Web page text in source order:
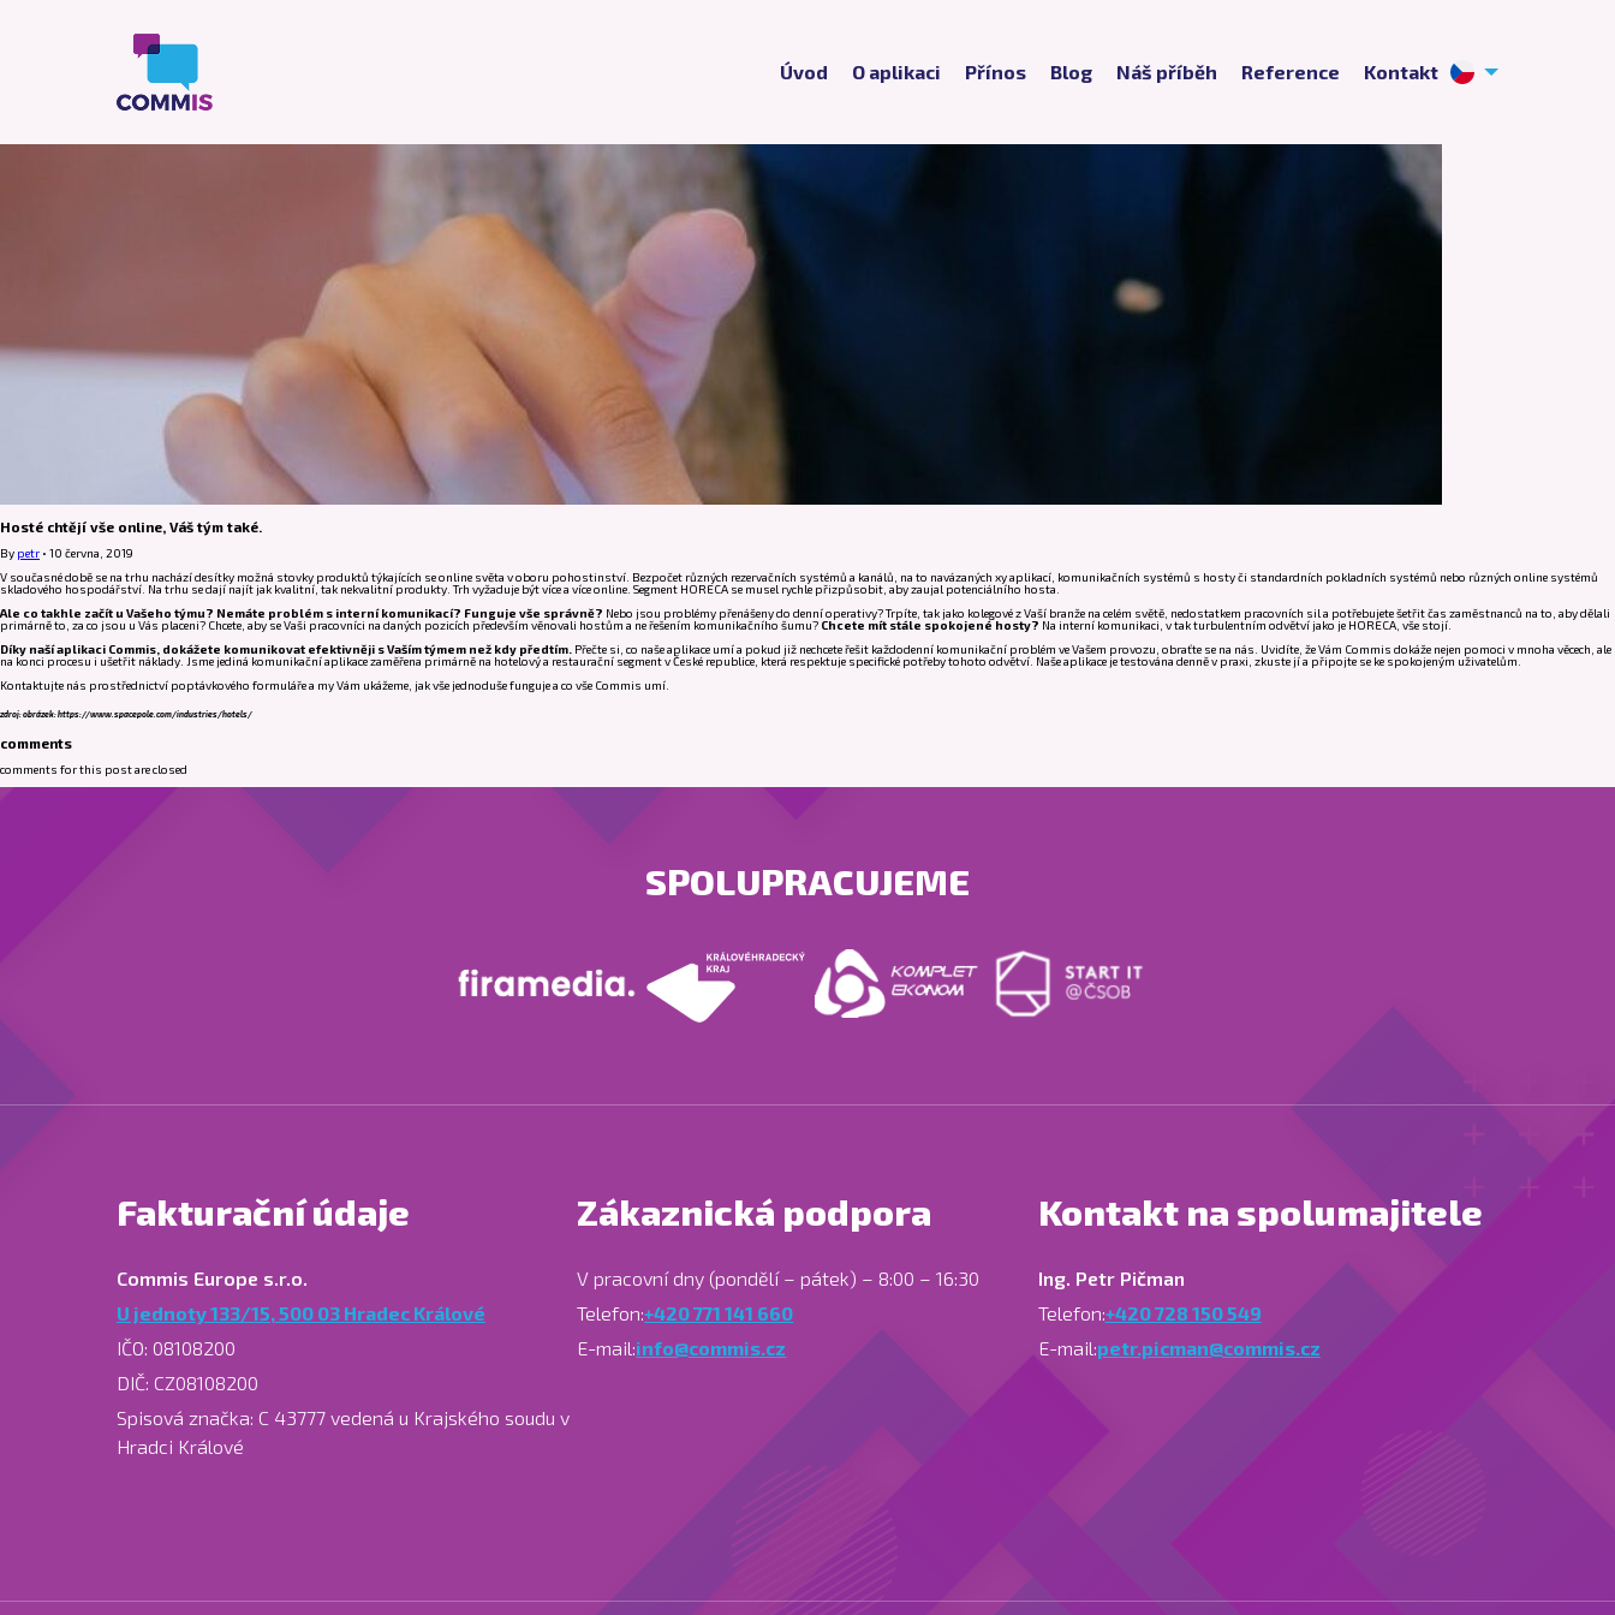
Úvod O aplikaci Přínos Blog Náš příběh Reference Kontakt
Hosté chtějí vše online, Váš tým také.
By petr • 10 června, 2019
V současné době se na trhu nachází desítky možná stovky produktů týkajících se online světa v oboru pohostinství. Bezpočet různých rezervačních systémů a kanálů, na to navázaných xy aplikací, komunikačních systémů s hosty či standardních pokladních systémů nebo různých online systémů
skladového hospodářství. Na trhu se dají najít jak kvalitní, tak nekvalitní produkty. Trh vyžaduje být více a více online. Segment HORECA se musel rychle přizpůsobit, aby zaujal potenciálního hosta.
Ale co takhle začít u Vašeho týmu? Nemáte problém s interní komunikací? Funguje vše správně? Nebo jsou problémy přenášeny do denní operativy? Trpíte, tak jako kolegové z Vaší branže na celém světě, nedostatkem pracovních sil a potřebujete šetřit čas zaměstnanců na to, aby dělali
primárně to, za co jsou u Vás placeni? Chcete, aby se Vaši pracovníci na daných pozicích především věnovali hostům a ne řešením komunikačního šumu? Chcete mít stále spokojené hosty? Na interní komunikaci, v tak turbulentním odvětví jako je HORECA, vše stojí.
Díky naší aplikaci Commis, dokážete komunikovat efektivněji s Vaším týmem než kdy předtím. Přečte si, co naše aplikace umí a pokud již nechcete řešit každodenní komunikační problém ve Vašem provozu, obraťte se na nás. Uvidíte, že Vám Commis dokáže nejen pomoci v mnoha věcech, ale
na konci procesu i ušetřit náklady. Jsme jediná komunikační aplikace zaměřena primárně na hotelový a restaurační segment v České republice, která respektuje specifické potřeby tohoto odvětví. Naše aplikace je testována denně v praxi, zkuste jí a připojte se ke spokojeným uživatelům.
Kontaktujte nás prostřednictví poptávkového formuláře a my Vám ukážeme, jak vše jednoduše funguje a co vše Commis umí.
zdroj: obrázek: https://www.spacepole.com/industries/hotels/
comments
comments for this post are closed
SPOLUPRACUJEME
Fakturační údaje
Commis Europe s.r.o.
U jednoty 133/15, 500 03 Hradec Králové
IČO: 08108200
DIČ: CZ08108200
Spisová značka: C 43777 vedená u Krajského soudu v
Hradci Králové
Zákaznická podpora
V pracovní dny (pondělí – pátek) – 8:00 – 16:30
Telefon:+420 771 141 660
E-mail:info@commis.cz
Kontakt na spolumajitele
Ing. Petr Pičman
Telefon:+420 728 150 549
E-mail:petr.picman@commis.cz